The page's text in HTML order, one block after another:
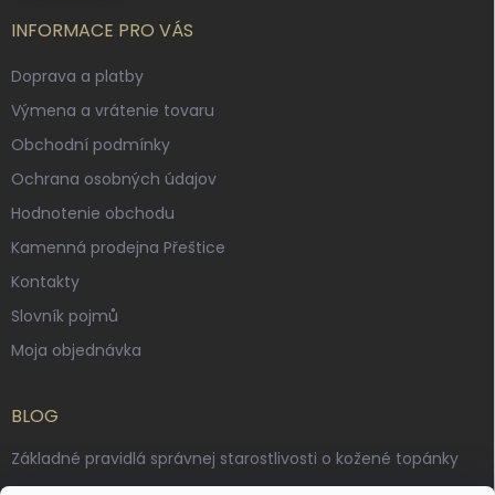
INFORMACE PRO VÁS
Doprava a platby
Výmena a vrátenie tovaru
Obchodní podmínky
Ochrana osobných údajov
Hodnotenie obchodu
Kamenná prodejna Přeštice
Kontakty
Slovník pojmů
Moja objednávka
BLOG
Základné pravidlá správnej starostlivosti o kožené topánky